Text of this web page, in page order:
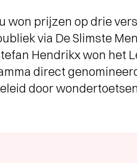
won prijzen op drie
via De Slimste
Hendrikx won het
direct
door